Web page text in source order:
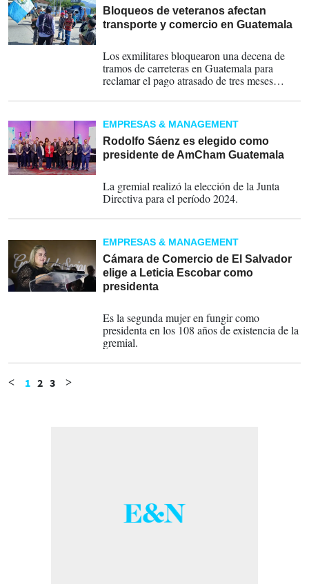
Bloqueos de veteranos afectan
transporte y comercio en Guatemala
Los exmilitares bloquearon una decena de
tramos de carreteras en Guatemala para
reclamar el pago atrasado de tres meses
EMPRESAS & MANAGEMENT
Rodolfo Sáenz es elegido como
presidente de AmCham Guatemala
La gremial realizó la elección de la Junta
Directiva para el período 2024.
EMPRESAS & MANAGEMENT
Cámara de Comercio de El Salvador
elige a Leticia Escobar como
presidenta
Es la segunda mujer en fungir como
presidenta en los 108 años de existencia de la
gremial.
< 1 2 3 >